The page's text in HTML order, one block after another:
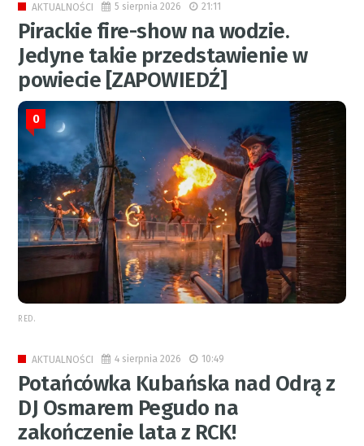
AKTUALNOŚCI 5 sierpnia 2026 21:11
Pirackie fire-show na wodzie.
Jedyne takie przedstawienie w
powiecie [ZAPOWIEDŹ]
0
RED.
AKTUALNOŚCI 4 sierpnia 2026 10:49
Potańcówka Kubańska nad Odrą z
DJ Osmarem Pegudo na
zakończenie lata z RCK!